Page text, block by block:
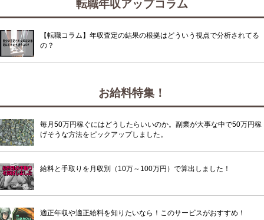
転職年収アップコラム
【転職コラム】年収査定の結果の根拠はどういう視点で分析されてる
の？
お給料特集！
毎月50万円稼ぐにはどうしたらいいのか。副業が大事な中で50万円稼
げそうな方法をピックアップしました。
給料と手取りを月収別（10万～100万円）で算出しました！
適正年収や適正給料を知りたいなら！このサービスがおすすめ！